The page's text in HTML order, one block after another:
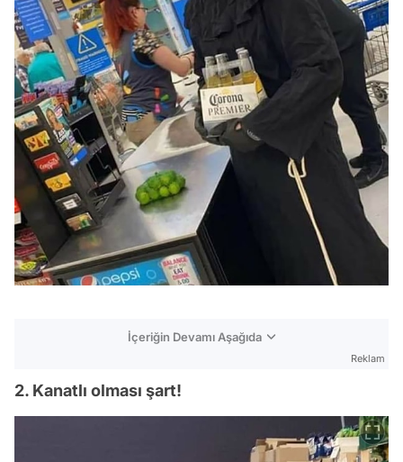
İçeriğin Devamı Aşağıda
Reklam
2. Kanatlı olması şart!